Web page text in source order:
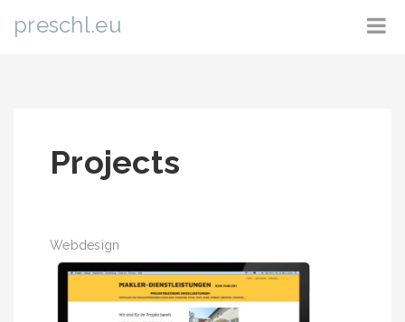
preschl.eu
Projects
Webdesign